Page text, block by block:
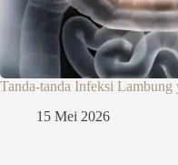
Tanda-tanda Infeksi
15 Mei 2026